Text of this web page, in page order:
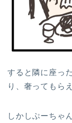
すると隣に座っ
り、奢ってもら
しかしぷーちゃ